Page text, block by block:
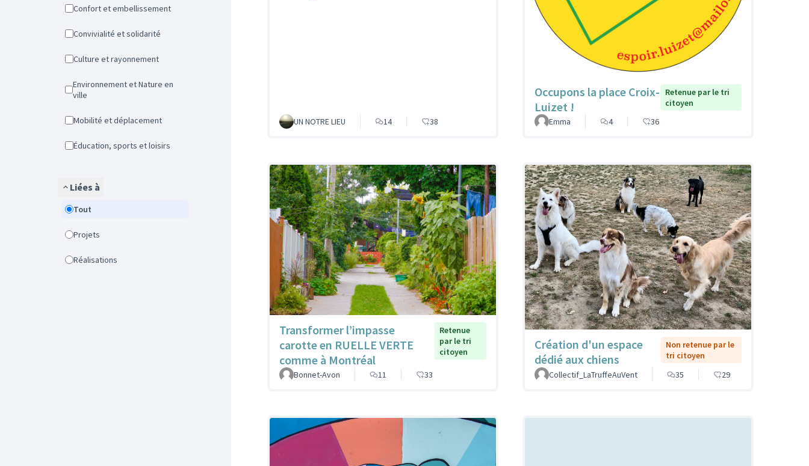
Confort et embellissement
Convivialité et solidarité
Culture et rayonnement
Environnement et Nature en
ville
Mobilité et déplacement
Éducation, sports et loisirs
Liées à
Tout
Projets
Réalisations
UN NOTRE LIEU 14 38
Occupons la place Croix-
Luizet !
Retenue par le tri
citoyen
Emma
4 36
Transformer l’impasse
carotte en RUELLE VERTE
comme à Montréal
Retenue
par le tri
citoyen
Bonnet-Avon 11 33
Création d'un espace
dédié aux chiens
Non retenue par le
tri citoyen
Collectif_LaTruffeAuVent
35 29